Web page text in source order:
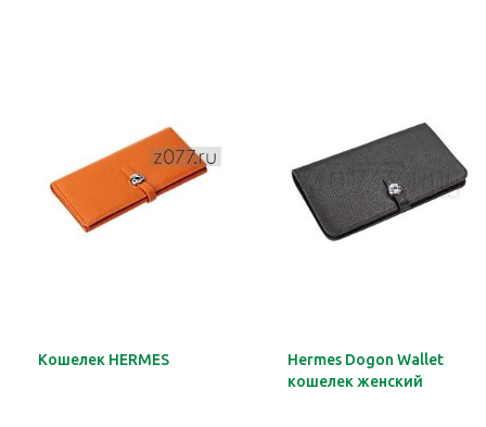
Кошелек HERMES
Hermes Dogon Wallet
кошелек женский